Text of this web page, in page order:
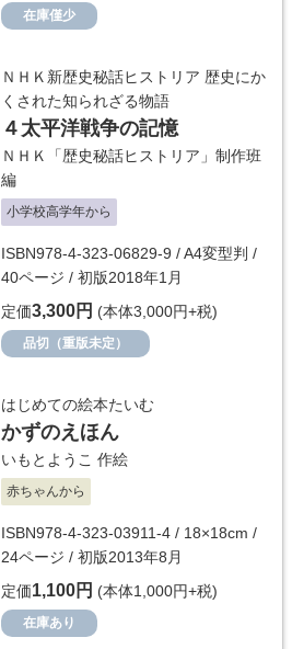
在庫僅少
ＮＨＫ新歴史秘話ヒストリア 歴史にか
くされた知られざる物語
４太平洋戦争の記憶
ＮＨＫ「歴史秘話ヒストリア」制作班
編
小学校高学年から
ISBN978-4-323-06829-9 / A4変型判 /
40ページ / 初版2018年1月
定価3,300円 (本体3,000円+税)
品切（重版未定）
はじめての絵本たいむ
かずのえほん
いもとようこ 作絵
赤ちゃんから
ISBN978-4-323-03911-4 / 18×18cm /
24ページ / 初版2013年8月
定価1,100円 (本体1,000円+税)
在庫あり